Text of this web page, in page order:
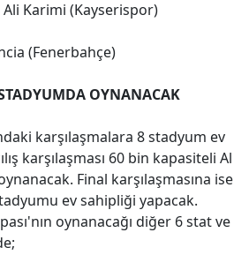
Karimi (Kayserispor)
(Fenerbahçe)
OYNANACAK
karşılaşmalara 8 stadyum ev
karşılaşması 60 bin kapasiteli Al
Final karşılaşmasına ise
ev sahipliği yapacak.
oynanacağı diğer 6 stat ve